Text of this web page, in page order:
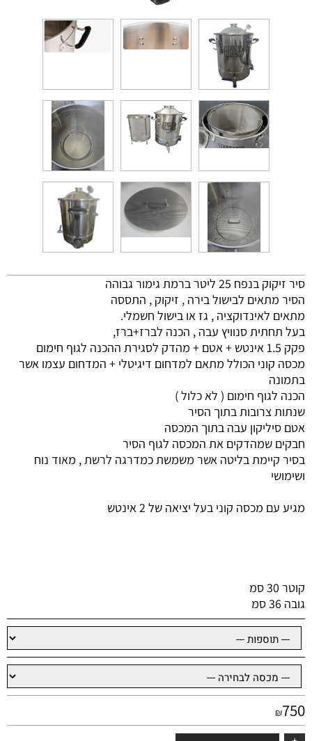
סיר זיקוק בנפח 25 ליטר ברמת גימור גבוהה
הסיר מתאים לבישול בירה , זיקוק , התססה
מתאים לאינדוקציה , גז או בישול חשמלי.
בעל תחתית סנוויץ עבה , הכנה לברז+ברז,
פקק 1.5 אינטש + אטם + מהדק לסגירת ההכנה לגוף חימום
מכסה קוני הכולל מתאם למדחום דיגיטלי + המדחום עצמו אשר
בתמונה
הכנה לגוף חימום ( לא כלול )
שנתות צרובות בתוך הסיר
אטם סיליקון עבה בתוך המכסה
חבקים שמהדקים את המכסה לגוף הסיר
בסיר קיימת בליטה אשר משמשת כמדרגה לרשת , מאוד נוח
ושימושי
מגיע עם מכסה קוני בעל יציאה של 2 אינטש
קוטר 30 סמ
גובה 36 סמ
₪750